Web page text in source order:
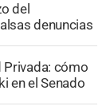
del
denuncias
Privada: cómo
en el Senado